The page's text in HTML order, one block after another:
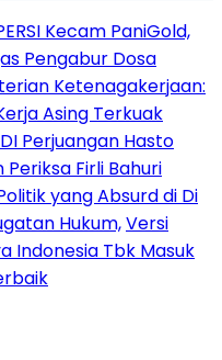
Kecam PaniGold,
Pengabur Dosa
Ketenagakerjaan:
Asing Terkuak
Perjuangan Hasto
Periksa Firli Bahuri
yang Absurd di Di
Hukum,Versi
Indonesia Tbk Masuk